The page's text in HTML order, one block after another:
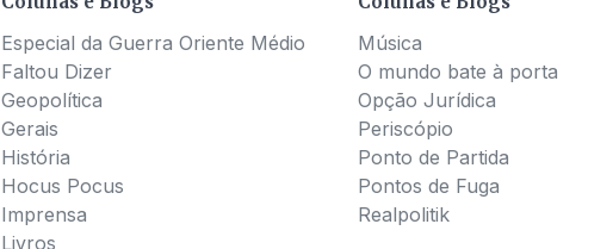
Especial da Guerra Oriente Médio
Faltou Dizer
Geopolítica
Gerais
História
Hocus Pocus
Imprensa
Livros
Música
O mundo bate à porta
Opção Jurídica
Periscópio
Ponto de Partida
Pontos de Fuga
Realpolitik